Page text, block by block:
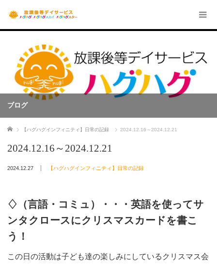
ブログ
ホーム 【ハグハグインフィニティ】日常の記録 2024.12.16～2024.12.21
2024.12.16～2024.12.21
2024.12.27 【ハグハグインフィニティ】日常の記録
♢（言語・コミュ）・・・英語を使ってサ
ンタクロースにクリスマスカードを書こ
う！
この日の活動は子ども達の楽しみにしているクリスマス会